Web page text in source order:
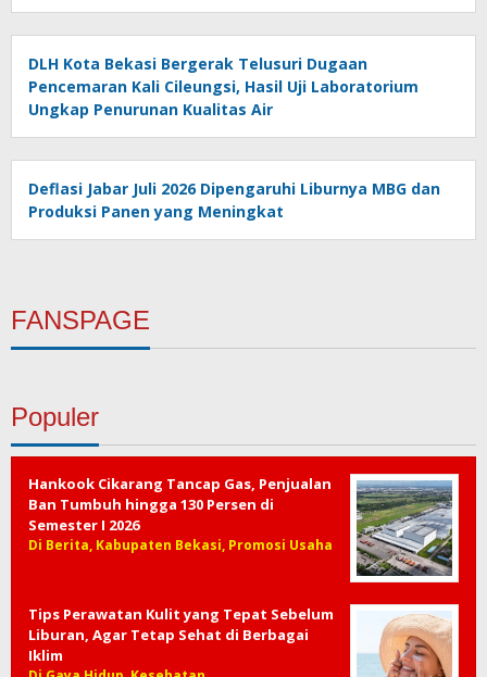
DLH Kota Bekasi Bergerak Telusuri Dugaan
Pencemaran Kali Cileungsi, Hasil Uji Laboratorium
Ungkap Penurunan Kualitas Air
Deflasi Jabar Juli 2026 Dipengaruhi Liburnya MBG dan
Produksi Panen yang Meningkat
FANSPAGE
Populer
Hankook Cikarang Tancap Gas, Penjualan
Ban Tumbuh hingga 130 Persen di
Semester I 2026
Di Berita, Kabupaten Bekasi, Promosi Usaha
Tips Perawatan Kulit yang Tepat Sebelum
Liburan, Agar Tetap Sehat di Berbagai
Iklim